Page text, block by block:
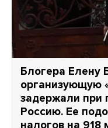
Блогера Елену
организующую
задержали при
Россию. Ее
налогов на 918